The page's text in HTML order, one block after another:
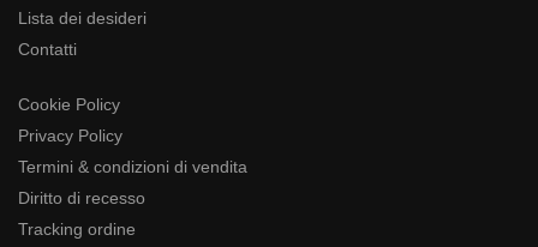
Lista dei desideri
Contatti
Cookie Policy
Privacy Policy
Termini & condizioni di vendita
Diritto di recesso
Tracking ordine